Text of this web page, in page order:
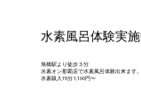
水素風呂体験実
旭橋駅より徒歩３分
水素オン那覇店で水素風呂体験出来ます。
水素吸入15分 1,100円〜